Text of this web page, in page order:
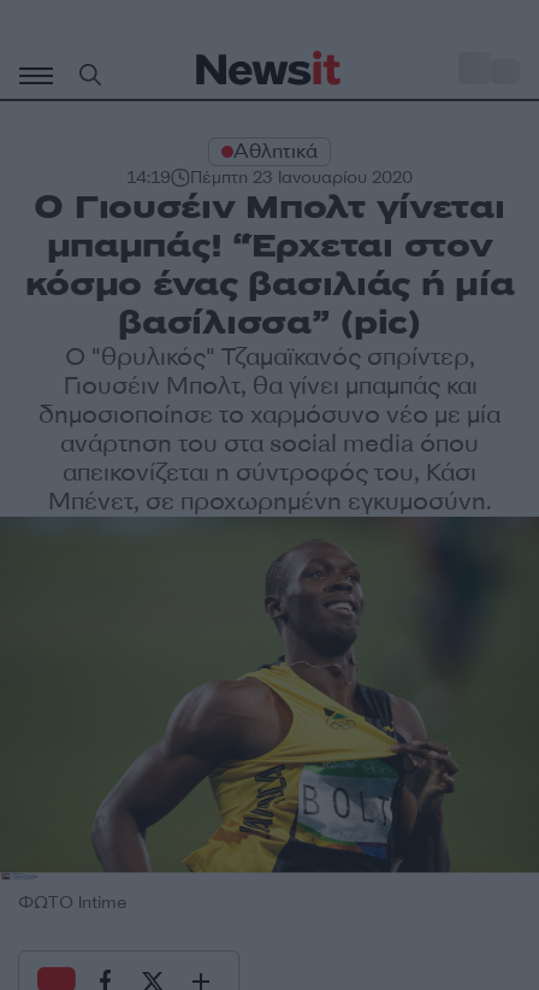
περιεχόμενο
Αθλητικά
14:19 Πέμπτη 23 Ιανουαρίου 2020
Ο Γιουσέιν Μπολτ γίνεται
μπαμπάς! “Έρχεται στον
κόσμο ένας βασιλιάς ή μία
βασίλισσα” (pic)
Ο "θρυλικός" Τζαμαϊκανός σπρίντερ,
Γιουσέιν Μπολτ, θα γίνει μπαμπάς και
δημοσιοποίησε το χαρμόσυνο νέο με μία
ανάρτηση του στα social media όπου
απεικονίζεται η σύντροφός του, Κάσι
Μπένετ, σε προχωρημένη εγκυμοσύνη.
ΦΩΤΟ Intime